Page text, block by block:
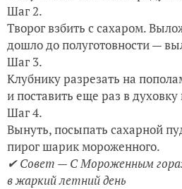
Шаг 2.
Творог взбить с сахаром.
дошло до полуготовности —
Шаг 3.
Клубнику разрезать на
и поставить еще раз в
Шаг 4.
Вынуть, посыпать сахарной
пирог шарик мороженного.
✔ Совет — С Мороженным
в жаркий летний день